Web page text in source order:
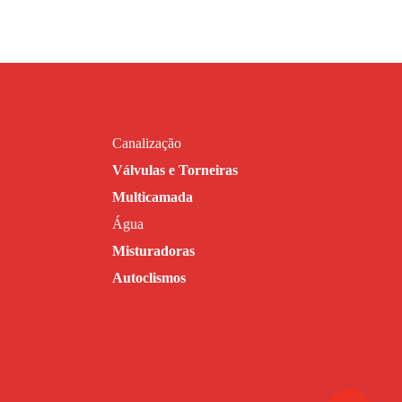
Canalização
Válvulas e Torneiras
Multicamada
Água
Misturadoras
Autoclismos